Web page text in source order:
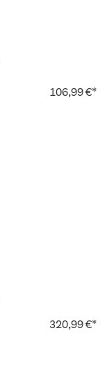
106,99 €*
320,99 €*